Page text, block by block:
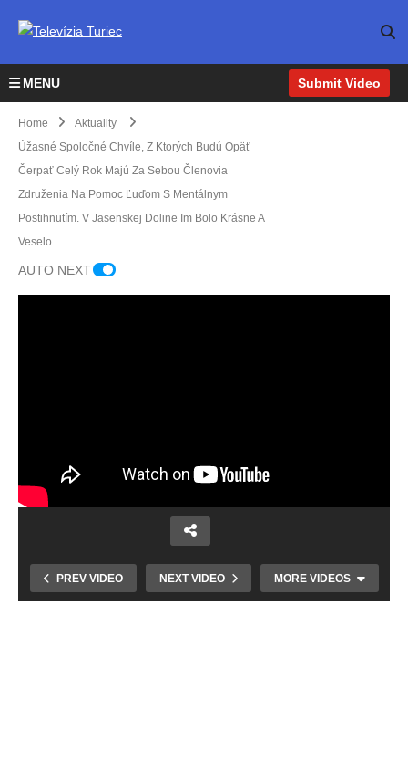
MENU Submit Video
Home
Aktuality
Úžasné Spoločné Chvíle, Z Ktorých Budú Opäť
Čerpať Celý Rok Majú Za Sebou Členovia
Združenia Na Pomoc Ľuďom S Mentálnym
Postihnutím. V Jasenskej Doline Im Bolo Krásne A
Veselo
AUTO NEXT
PREV VIDEO NEXT VIDEO MORE VIDEOS